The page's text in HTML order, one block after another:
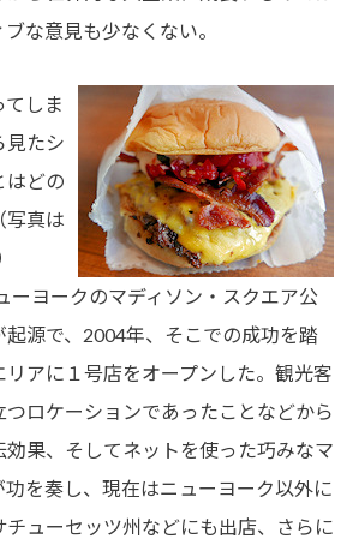
な意見も少なくない。
しま
見たシ
はどの
写真は
ヨークのマディソン・スクエア公
起源で、2004年、そこでの成功を踏
アに１号店をオープンした。観光客
ロケーションであったことなどから
効果、そしてネットを使った巧みなマ
を奏し、現在はニューヨーク以外に
ューセッツ州などにも出店、さらに